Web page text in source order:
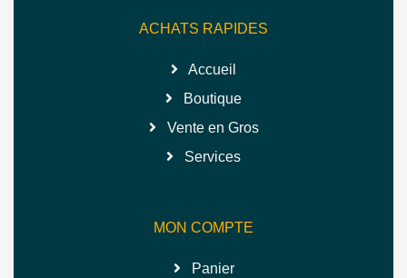
ACHATS RAPIDES
Accueil
Boutique
Vente en Gros
Services
MON COMPTE
Panier